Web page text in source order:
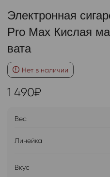
Электронная
Pro Max Кислая
вата
Нет в наличии
1 490₽
Вес
Линейка
Вкус